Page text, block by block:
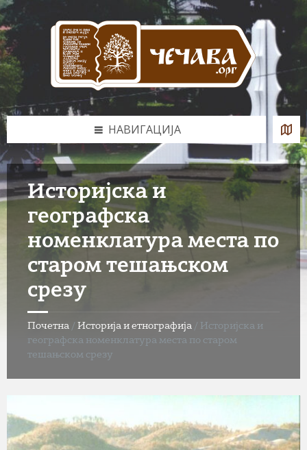
Skip
to
content
Skip
to
left
sidebar
Skip
to
footer
НАВИГАЦИЈА
Историјска и
географска
номенклатура места по
старом тешањском
срезу
Почетна / Историја и етнографија / Историјска и
географска номенклатура места по старом
тешањском срезу